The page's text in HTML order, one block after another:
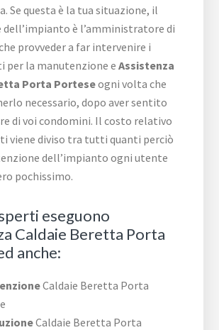
Se questa è la tua situazione, il
dell’impianto è l’amministratore di
provveder a far intervenire i
per la manutenzione eAssistenza
Porta Porteseogni volta che
necessario, dopo aver sentito
di voi condomini. Il costo relativo
viene diviso tra tutti quanti perciò
dell’impianto ogni utente
pochissimo.
eseguono
Caldaie Beretta Porta
anche:
Caldaie Beretta Porta
Caldaie Beretta Porta